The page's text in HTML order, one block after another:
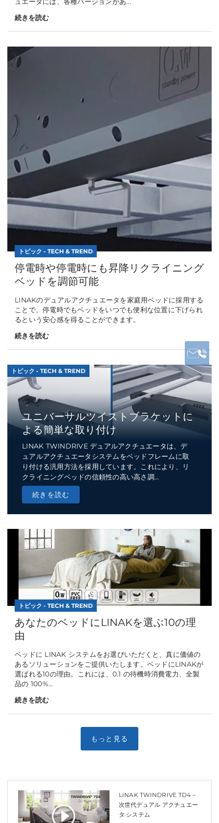
続きを読む
トピック - TECH & TREND
停電時や停電時にも昇降リクライニング
ベッドを調節可能
LINAKのデュアルアクチュエータを家庭用ベッドに採用する
ことで、停電時でもベッドをいつでも便利な位置に下げられ
るという安心感を得ることができます。
続きを読む
トピック - TECH & TREND
ユニバーサルツイストブラケットに
よる簡単な取り付け
LINAK TWINDRIVE デュアルアクチュエータは、デ
ュアルアクチュエータシステムをベッドフレームに取
り付ける汎用方法を採用しています。これにより、リ
クライニングベッドの信頼性の高い高さ調...
続きを読む
トピック - TECH & TREND
あなたのベッドにLINAKを選ぶ10の理
由
ベッドに LINAK システムをお選びいただくと、真に価値の
あるソリューションをご提供いたします。ベッドにLINAKが
選ばれる10の理由。これには、0.1 の待機時消費電力、全製
品の 100%...
続きを読む
LINAK TWINDRIVE TD4 –
次世代デュアル アクチュエー
タ システム